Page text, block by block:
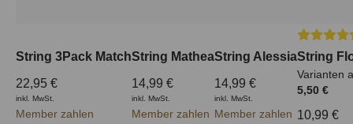
String 3Pack Match
22,95 €
inkl. MwSt.
Member zahlen
String Mathea
14,99 €
inkl. MwSt.
Member zahlen
String Alessia
14,99 €
inkl. MwSt.
Member zahlen
String
Varianten
5,50 €
10,99 €